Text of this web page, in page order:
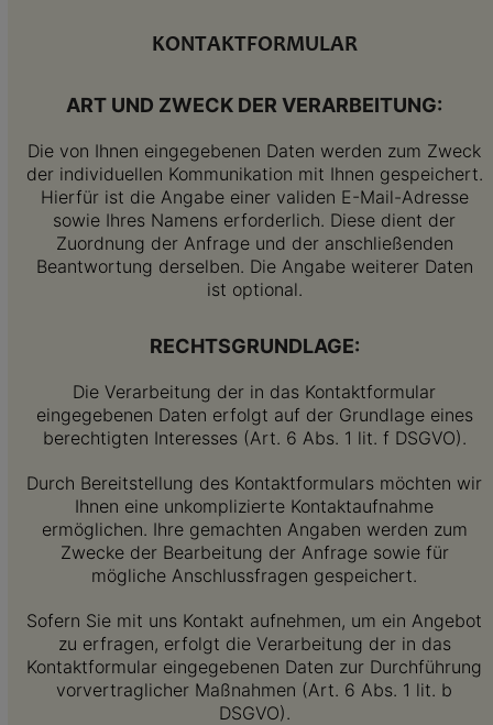
KONTAKTFORMULAR
ART UND ZWECK DER VERARBEITUNG:
Die von Ihnen eingegebenen Daten werden zum Zweck
der individuellen Kommunikation mit Ihnen gespeichert.
Hierfür ist die Angabe einer validen E-Mail-Adresse
sowie Ihres Namens erforderlich. Diese dient der
Zuordnung der Anfrage und der anschließenden
Beantwortung derselben. Die Angabe weiterer Daten
ist optional.
RECHTSGRUNDLAGE:
Die Verarbeitung der in das Kontaktformular
eingegebenen Daten erfolgt auf der Grundlage eines
berechtigten Interesses (Art. 6 Abs. 1 lit. f DSGVO).
Durch Bereitstellung des Kontaktformulars möchten wir
Ihnen eine unkomplizierte Kontaktaufnahme
ermöglichen. Ihre gemachten Angaben werden zum
Zwecke der Bearbeitung der Anfrage sowie für
mögliche Anschlussfragen gespeichert.
Sofern Sie mit uns Kontakt aufnehmen, um ein Angebot
zu erfragen, erfolgt die Verarbeitung der in das
Kontaktformular eingegebenen Daten zur Durchführung
vorvertraglicher Maßnahmen (Art. 6 Abs. 1 lit. b
DSGVO).